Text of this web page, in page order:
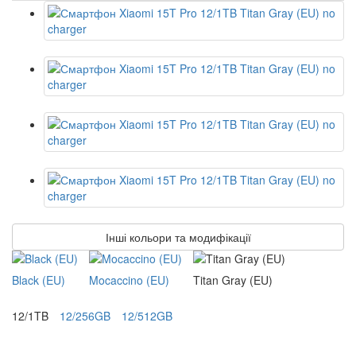
Інші кольори та модифікації
Black (EU) Mocaccino (EU) Titan Gray (EU)
12/1TB 12/256GB 12/512GB